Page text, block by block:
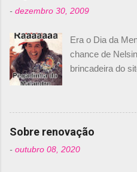
- dezembro 30, 2009
Era o Dia da
chance de
brincadeira do
de abril –,
comprado 15%
com isso, um
foi esclarecida
Daniele Audetto,
Sobre renovação
- outubro 08, 2020